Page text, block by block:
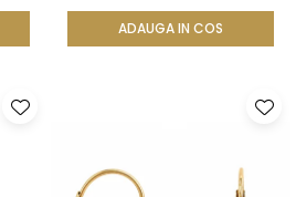
ADAUGA IN COS